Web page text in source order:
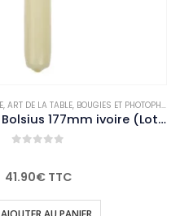
, ART DE LA TABLE, BOUGIES ET PHOTOPHORES
Bougies bistro Bolsius 177mm ivoire (Lot de 45)
41.90€TTC